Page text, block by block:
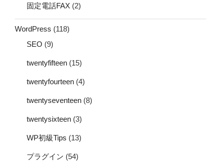
固定電話FAX (2)
WordPress (118)
SEO (9)
twentyfifteen (15)
twentyfourteen (4)
twentyseventeen (8)
twentysixteen (3)
WP初級Tips (13)
プラグイン (54)